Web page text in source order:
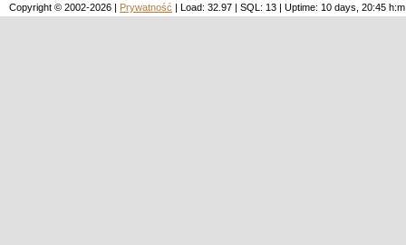
Copyright © 2002-2026 | Prywatność | Load: 32.97 | SQL: 13 | Uptime: 10 days, 20:45